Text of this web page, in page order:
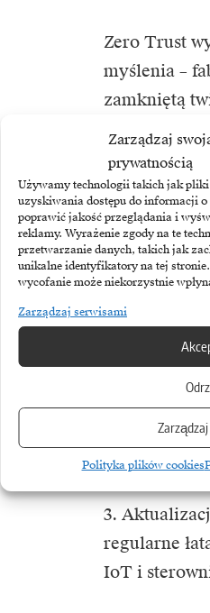
Zarządzaj
prywatnością
Używamy technologii takich jak
uzyskiwania dostępu do informacji
poprawić jakość przeglądania i
reklamy. Wyrażenie zgody na te
przetwarzanie danych, takich jak
unikalne identyfikatory na tej
wycofanie może niekorzystnie
Zarządzaj serwisami
Polityka plików cookies
Zero Trust
myślenia –
zamkniętą
w którym
wymaga
Pierwsze
1. Mapowanie
urządzeń i
2.
OT od IT i
funkcjonalne.
3.
regularne
IoT i